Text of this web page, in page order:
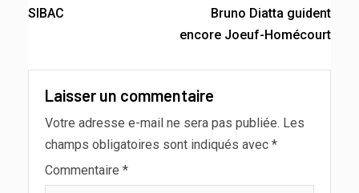
SIBAC
Bruno Diatta guident
encore Joeuf-Homécourt
Laisser un commentaire
Votre adresse e-mail ne sera pas publiée. Les
champs obligatoires sont indiqués avec *
Commentaire *